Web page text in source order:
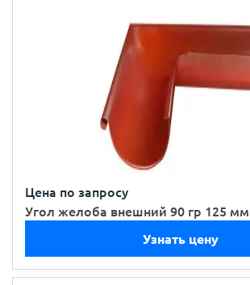
Цена по запросу
Угол желоба внешний 90 гр 125 мм
Узнать цену